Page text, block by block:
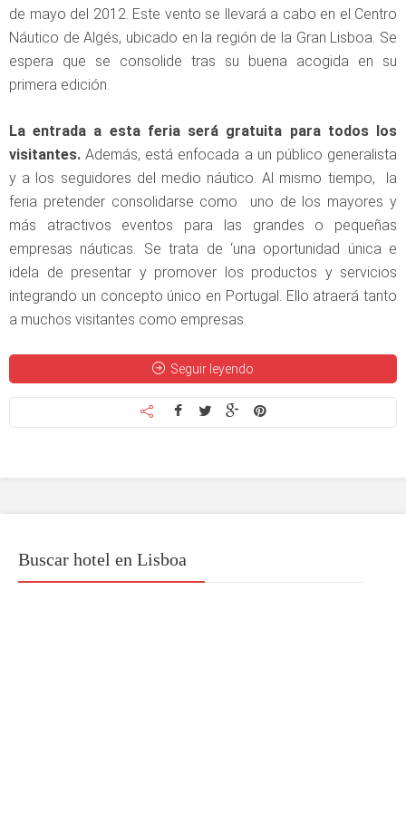
de mayo del 2012. Este vento se llevará a cabo en el Centro
Náutico de Algés, ubicado en la región de la Gran Lisboa. Se
espera que se consolide tras su buena acogida en su
primera edición.
La entrada a esta feria será gratuita para todos los
visitantes. Además, está enfocada a un público generalista
y a los seguidores del medio náutico. Al mismo tiempo, la
feria pretender consolidarse como uno de los mayores y
más atractivos eventos para las grandes o pequeñas
empresas náuticas. Se trata de ‘una oportunidad única e
idela de presentar y promover los productos y servicios
integrando un concepto único en Portugal. Ello atraerá tanto
a muchos visitantes como empresas.
Seguir leyendo
Buscar hotel en Lisboa